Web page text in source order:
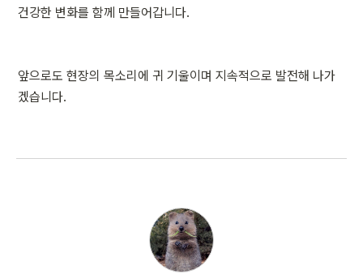
건강한 변화를 함께 만들어갑니다.
앞으로도 현장의 목소리에 귀 기울이며 지속적으로 발전해 나가
겠습니다.